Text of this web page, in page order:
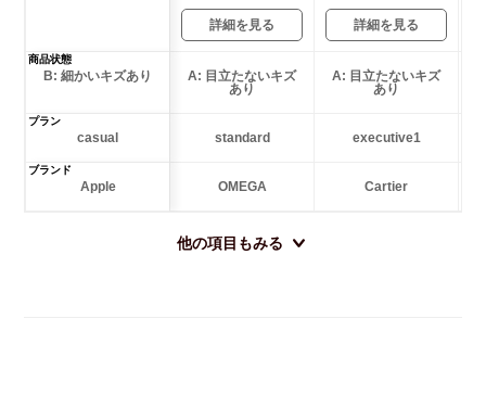
詳細を見る 詳細を見る
商品状態
B: 細かいキズあり
A: 目立たないキズ
あり
A: 目立たないキズ
あり
プラン
casual standard executive1
ブランド
Apple OMEGA Cartier
他の項目もみる